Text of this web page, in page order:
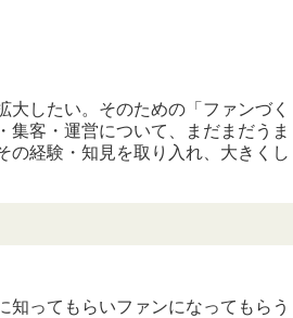
したい。そのための「ファンづく
集客・運営について、まだまだうま
の経験・知見を取り入れ、大きくし
知ってもらいファンになってもらう